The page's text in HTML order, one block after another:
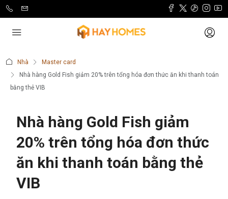
Nhà
Master card
Nhà hàng Gold Fish giảm 20% trên tổng hóa đơn thức ăn khi thanh toán
bằng thẻ VIB
Nhà hàng Gold Fish giảm
20% trên tổng hóa đơn thức
ăn khi thanh toán bằng thẻ
VIB